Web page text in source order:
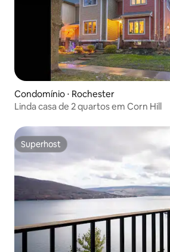
Condomínio ⋅ Rochester
Linda casa de 2 quartos em Corn Hill
Superhost
Superhost